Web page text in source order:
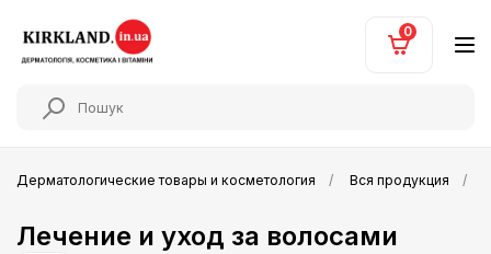
0
Дерматологические товары и косметология Вся продукция
Лечение и уход за волосами